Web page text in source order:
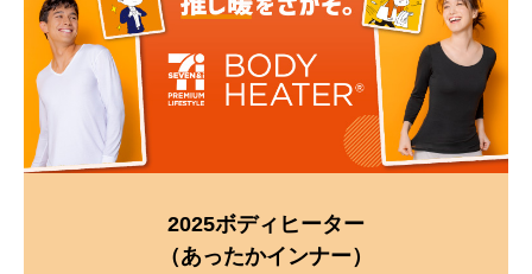
2025ボディヒーター
（あったかインナー）